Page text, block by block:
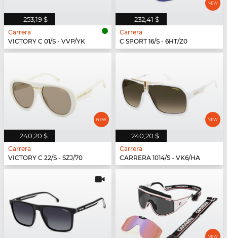
253,19 $
Carrera
VICTORY C 01/S - VVP/YK
232,41 $
Carrera
C SPORT 16/S - 6HT/Z0
240,20 $
Carrera
VICTORY C 22/S - SZJ/70
240,20 $
Carrera
CARRERA 1014/S - VK6/HA